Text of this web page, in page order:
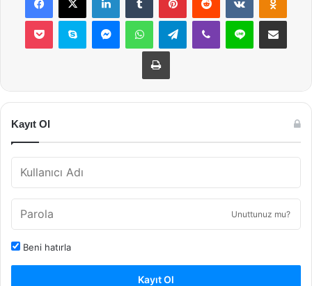
Pocket Skype MessengerWhatsAppTelegramViber Line E-Posta ile
Yazdır
Kayıt Ol
Unuttunuz mu?
Beni hatırla
Kayıt Ol